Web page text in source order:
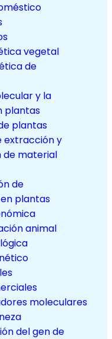
vegetal
de
y la
plantas
plantas
extracción y
de material
de
plantas
animal
moleculares
del gen de